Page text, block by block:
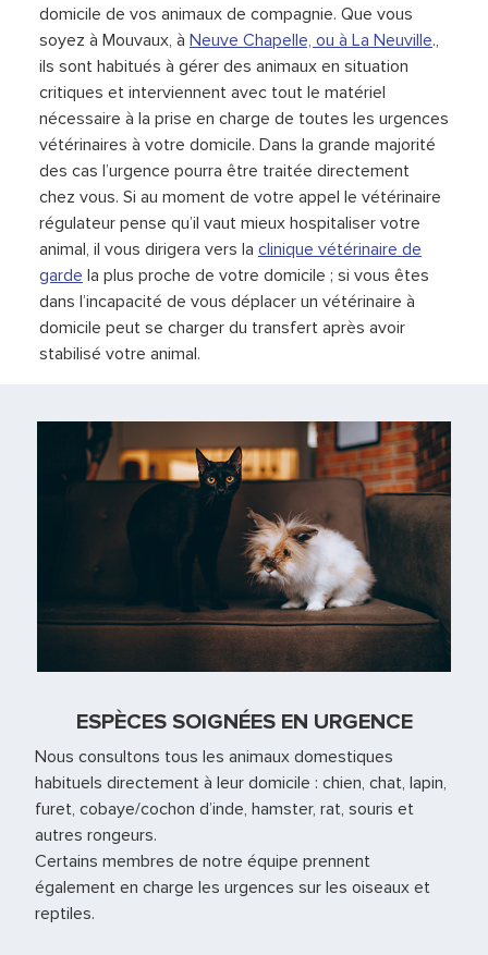
domicile de vos animaux de compagnie. Que vous
soyez à Mouvaux, à Neuve Chapelle, ou à La Neuville.,
ils sont habitués à gérer des animaux en situation
critiques et interviennent avec tout le matériel
nécessaire à la prise en charge de toutes les urgences
vétérinaires à votre domicile. Dans la grande majorité
des cas l’urgence pourra être traitée directement
chez vous. Si au moment de votre appel le vétérinaire
régulateur pense qu’il vaut mieux hospitaliser votre
animal, il vous dirigera vers la clinique vétérinaire de
garde la plus proche de votre domicile ; si vous êtes
dans l’incapacité de vous déplacer un vétérinaire à
domicile peut se charger du transfert après avoir
stabilisé votre animal.
ESPÈCES SOIGNÉES EN URGENCE
Nous consultons tous les animaux domestiques
habituels directement à leur domicile : chien, chat, lapin,
furet, cobaye/cochon d’inde, hamster, rat, souris et
autres rongeurs.
Certains membres de notre équipe prennent
également en charge les urgences sur les oiseaux et
reptiles.